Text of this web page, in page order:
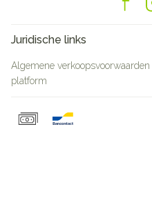
Juridische links
Algemene verkoopsvoorwaarden
platform